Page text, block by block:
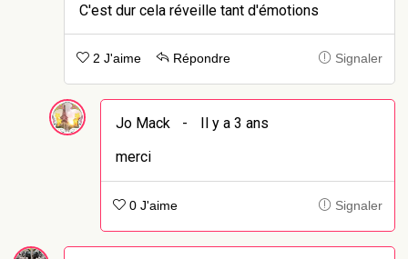
C'est dur cela réveille tant d'émotions
2 J'aime Répondre Signaler
Jo Mack -
Il y a 3 ans
merci
0 J'aime Signaler